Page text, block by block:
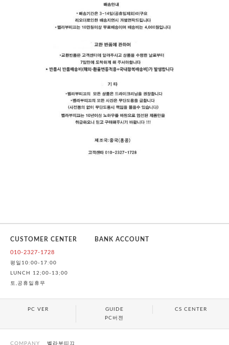
CUSTOMER CENTER
010-2327-1728
평일10:00-17:00
LUNCH 12;00-13;00
토,공휴일휴무
BANK ACCOUNT
PC VER GUIDE
CS CENTER
PC버젼
COMPANY 벨라부띠끄